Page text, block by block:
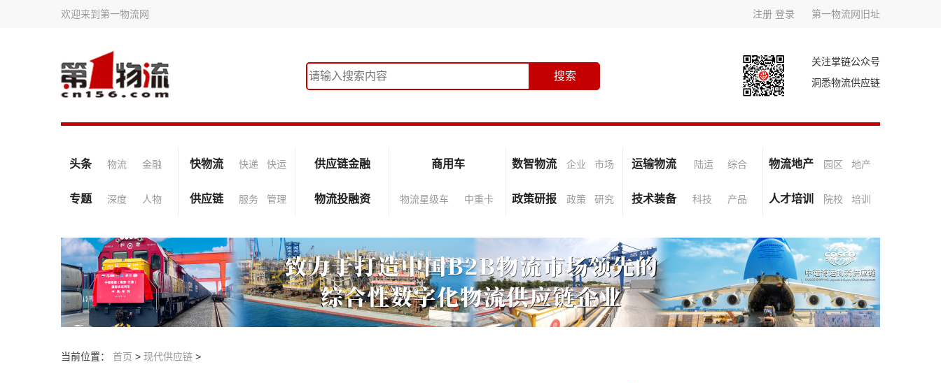
欢迎来到第一物流网 注册 登录 第一物流网旧址
关注掌链公众号
洞悉物流供应链
头条 物流 金融 快物流 快递 快运 供应链金融 商用车 数智物流 企业 市场 运输物流 陆运 综合 物流地产 园区 地产
专题 深度 人物 供应链 服务 管理 物流投融资 物流星级车 中重卡 政策研报 政策 研究 技术装备 科技 产品 人才培训 院校 培训
当前位置： 首页 > 现代供应链 >